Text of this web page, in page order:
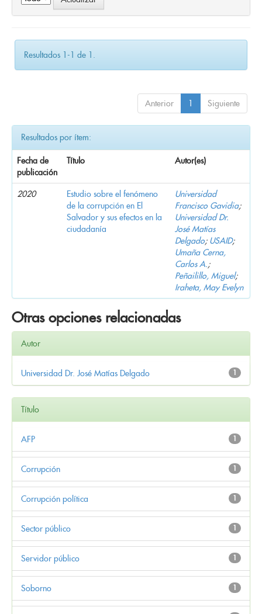
Resultados 1-1 de 1.
Anterior 1 Siguiente
Resultados por ítem:
Fecha de
publicación
Título Autor(es)
2020
Estudio sobre el fenómeno
de la corrupción en El
Salvador y sus efectos en la
ciudadanía
Universidad
Francisco Gavidia;
Universidad Dr.
José Matías
Delgado; USAID;
Umaña Cerna,
Carlos A.;
Peñailillo, Miguel;
Iraheta, May Evelyn
Otras opciones relacionadas
Autor
1
Universidad Dr. José Matías Delgado
Título
1
AFP
1
Corrupción
1
Corrupción política
1
Sector público
1
Servidor público
1
Soborno